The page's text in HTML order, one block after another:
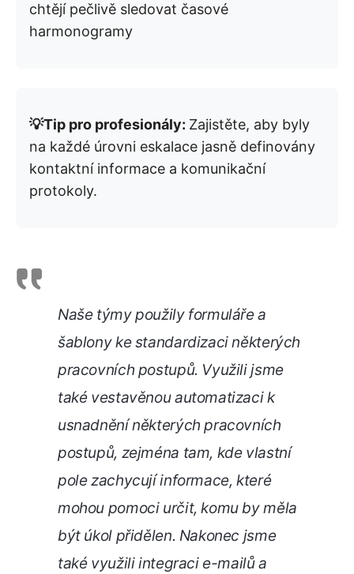
chtějí pečlivě sledovat časové
harmonogramy
💡Tip pro profesionály: Zajistěte, aby byly
na každé úrovni eskalace jasně definovány
kontaktní informace a komunikační
protokoly.
Naše týmy použily formuláře a
šablony ke standardizaci některých
pracovních postupů. Využili jsme
také vestavěnou automatizaci k
usnadnění některých pracovních
postupů, zejména tam, kde vlastní
pole zachycují informace, které
mohou pomoci určit, komu by měla
být úkol přidělen. Nakonec jsme
také využili integraci e-mailů a